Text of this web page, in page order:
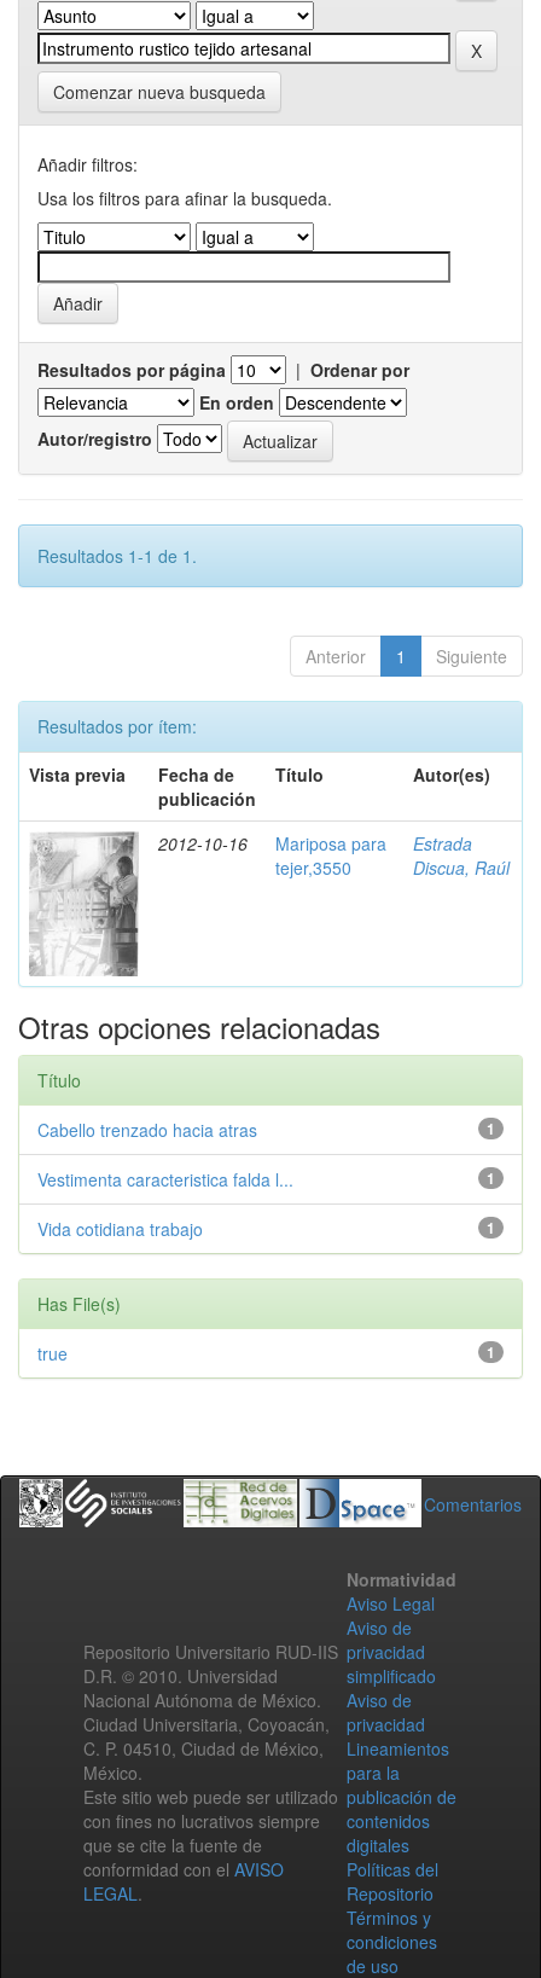
Comenzar nueva busqueda
Añadir filtros:
Usa los filtros para afinar la busqueda.
Resultados por página | Ordenar por
En orden
Autor/registro
Resultados 1-1 de 1.
Anterior 1 Siguiente
Resultados por ítem:
Vista previa
Fecha de
publicación
Título Autor(es)
2012-10-16
Mariposa para
tejer,3550
Estrada
Discua, Raúl
Otras opciones relacionadas
Título
1
Cabello trenzado hacia atras
1
Vestimenta caracteristica falda l...
1
Vida cotidiana trabajo
Has File(s)
1
true
Comentarios
Repositorio Universitario RUD-IIS
D.R. © 2010. Universidad
Nacional Autónoma de México.
Ciudad Universitaria, Coyoacán,
C. P. 04510, Ciudad de México,
México.
Este sitio web puede ser utilizado
con fines no lucrativos siempre
que se cite la fuente de
conformidad con el AVISO
LEGAL.
Normatividad
Aviso Legal
Aviso de
privacidad
simplificado
Aviso de
privacidad
Lineamientos
para la
publicación de
contenidos
digitales
Políticas del
Repositorio
Términos y
condiciones
de uso